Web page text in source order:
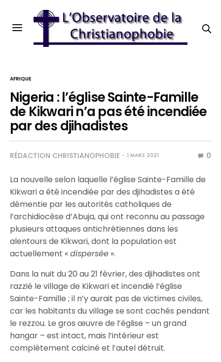
AFRIQUE
Nigeria : l’église Sainte-Famille
de Kikwari n’a pas été incendiée
par des djihadistes
RÉDACTION CHRISTIANOPHOBIE 1 MARS 2021 0
La nouvelle selon laquelle l’église Sainte-Famille de
Kikwari a été incendiée par des djihadistes a été
démentie par les autorités catholiques de
l’archidiocèse d’Abuja, qui ont reconnu au passage
plusieurs attaques antichrétiennes dans les
alentours de Kikwari, dont la population est
actuellement «dispersée ».
Dans la nuit du 20 au 21 février, des djihadistes ont
razzié le village de Kikwari et incendié l’église
Sainte-Famille ; il n’y aurait pas de victimes civiles,
car les habitants du village se sont cachés pendant
le rezzou. Le gros œuvre de l’église – un grand
hangar – est intact, mais l’intérieur est
complètement calciné et l’autel détruit.